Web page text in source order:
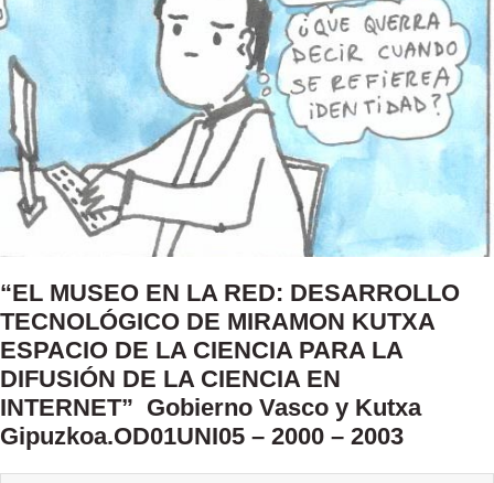
“EL MUSEO EN LA RED: DESARROLLO
TECNOLÓGICO DE MIRAMON KUTXA
ESPACIO DE LA CIENCIA PARA LA
DIFUSIÓN DE LA CIENCIA EN
INTERNET” Gobierno Vasco y Kutxa
Gipuzkoa.OD01UNI05 – 2000 – 2003